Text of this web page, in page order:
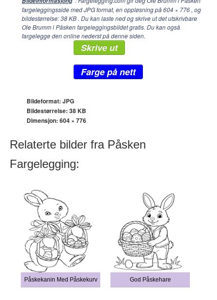
fargeleggingsside med JPG format, en oppløsning på604 × 776 , og
bildestørrelse: 38 KB . Du kan laste ned og skrive ut det utskrivbare
Ole Brumm i Påsken fargeleggingsbildet gratis. Du kan også
fargelegge den online nederst på denne siden.
Skrive ut
Farge på nett
Bildeformat: JPG
Bildestørrelse: 38 KB
Dimensjon: 604 × 776
Relaterte bilder fra Påsken
Fargelegging:
Påskekanin Med Påskekurv God Påskehare